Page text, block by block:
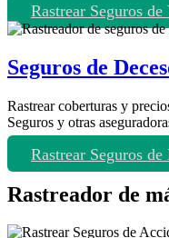
Rastrear Seguros de
Seguros de
Rastrear coberturas y
Seguros y otras
Rastrear Seguros de
Rastreador de